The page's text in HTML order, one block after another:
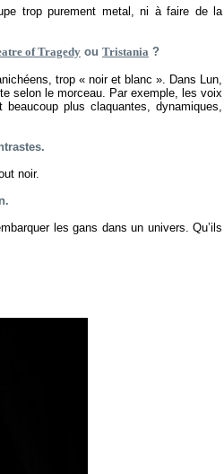
trop purement metal, ni à faire de la
of Tragedy ou Tristania ?
trop « noir et blanc ». Dans Lun,
selon le morceau. Par exemple, les voix
plus claquantes, dynamiques,
noir.
les gans dans un univers. Qu’ils